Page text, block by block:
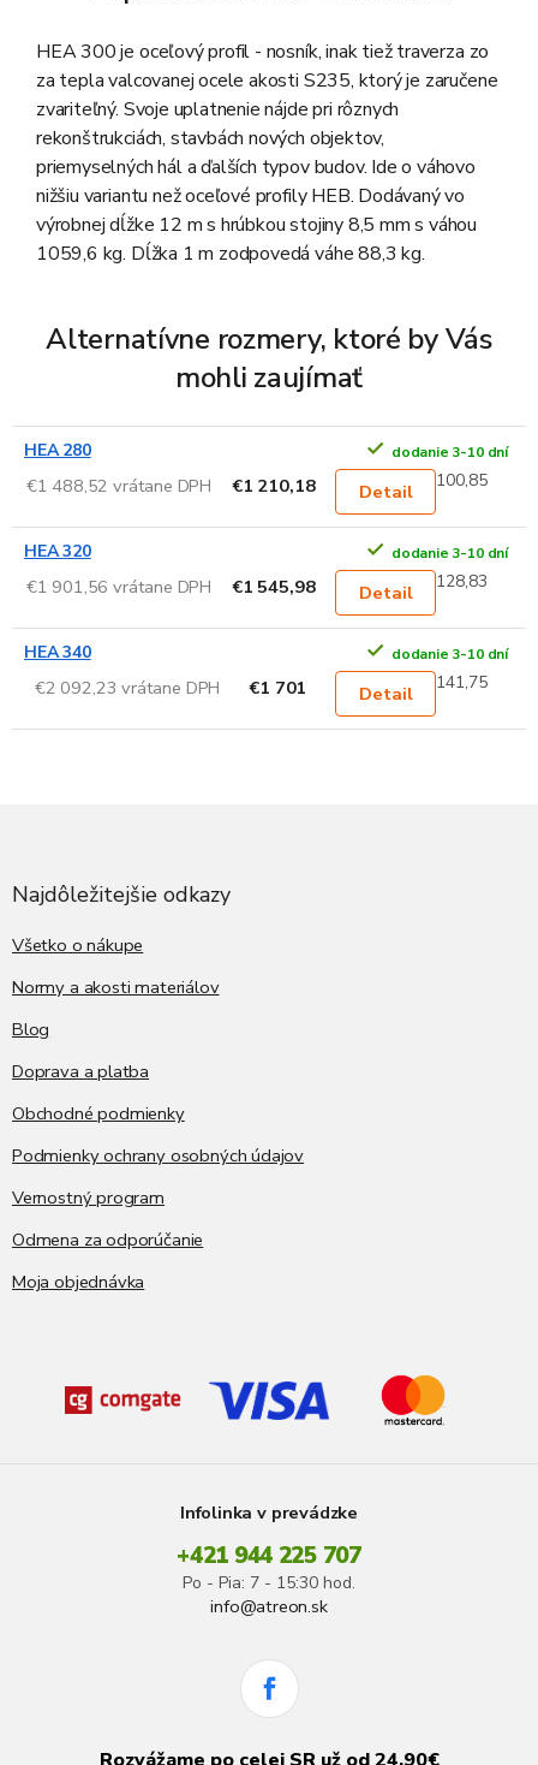
HEA 300 je oceľový profil - nosník, inak tiež traverza zo
za tepla valcovanej ocele akosti S235, ktorý je zaručene
zvariteľný. Svoje uplatnenie nájde pri rôznych
rekonštrukciách, stavbách nových objektov,
priemyselných hál a ďalších typov budov. Ide o váhovo
nižšiu variantu než oceľové profily HEB. Dodávaný vo
výrobnej dĺžke 12 m s hrúbkou stojiny 8,5 mm s váhou
1059,6 kg. Dĺžka 1 m zodpovedá váhe 88,3 kg.
Alternatívne rozmery, ktoré by Vás
mohli zaujímať
HEA 280 dodanie 3-10 dní
€1 488,52 vrátane DPH €1 210,18 Detail 100,85
HEA 320 dodanie 3-10 dní
€1 901,56 vrátane DPH €1 545,98 Detail 128,83
HEA 340 dodanie 3-10 dní
€2 092,23 vrátane DPH €1 701 Detail 141,75
Najdôležitejšie odkazy
Všetko o nákupe
Normy a akosti materiálov
Blog
Doprava a platba
Obchodné podmienky
Podmienky ochrany osobných údajov
Vernostný program
Odmena za odporúčanie
Moja objednávka
Infolinka v prevádzke
+421 944 225 707
Po - Pia: 7 - 15:30 hod.
info@atreon.sk